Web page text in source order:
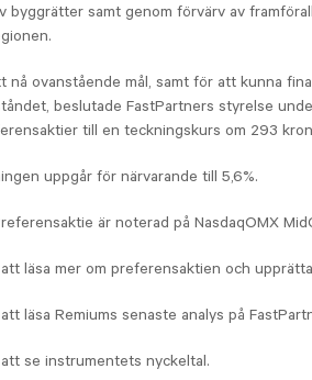
byggrätter samt genom förvärv av
nå ovanstående mål, samt för att kunna
beslutade FastPartners styrelse
till en teckningskurs om 293
uppgår för närvarande till 5,6%.
är noterad på NasdaqOMX
läsa mer om preferensaktien och
läsa Remiums senaste analys på
se instrumentets nyckeltal.